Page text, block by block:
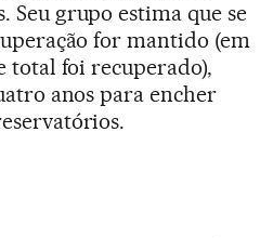
Seu grupo estima que se
for mantido (em
total foi recuperado),
anos para encher